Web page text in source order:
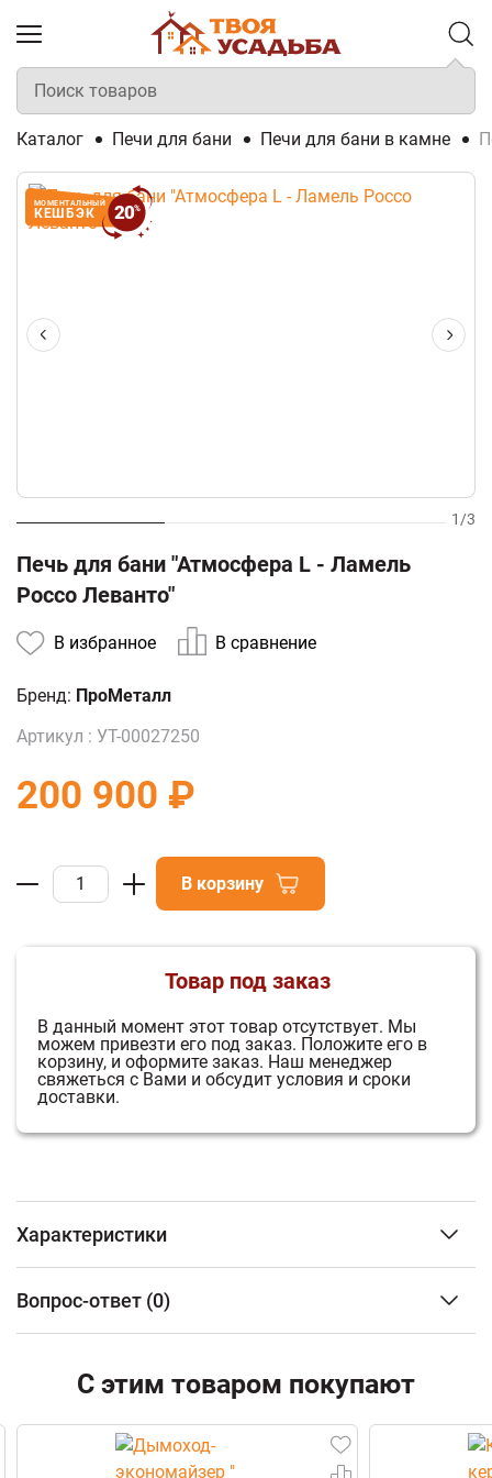
Каталог Печи для бани Печи для бани в камне
1/3
МОМЕНТАЛЬНЫЙ
КЕШБЭК 20%
Печь для бани "Атмосфера L - Ламель
Россо Леванто"
В избранное В сравнение
Бренд: ПроМеталл
Артикул : УТ-00027250
200 900 ₽
В корзину
Товар под заказ
В данный момент этот товар отсутствует. Мы
можем привезти его под заказ. Положите его в
корзину, и оформите заказ. Наш менеджер
свяжеться с Вами и обсудит условия и сроки
доставки.
Характеристики
Тип топлива
Тип каменки
Наличие бака для воды
С
установки
натрубного бака
Вопрос-ответ (0)
Email
С этим товаром покупают